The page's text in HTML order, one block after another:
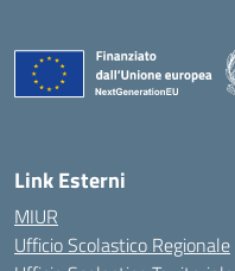
Link Esterni
MIUR
Ufficio Scolastico Regionale